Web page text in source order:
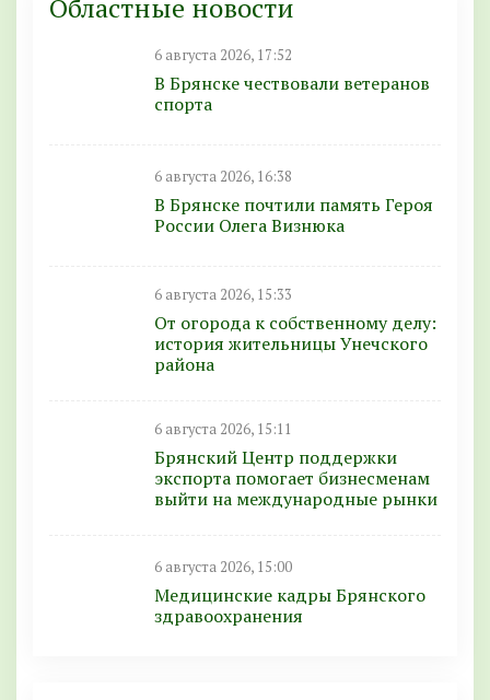
Областные новости
6 августа 2026, 17:52
В Брянске чествовали ветеранов
спорта
6 августа 2026, 16:38
В Брянске почтили память Героя
России Олега Визнюка
6 августа 2026, 15:33
От огорода к собственному делу:
история жительницы Унечского
района
6 августа 2026, 15:11
Брянский Центр поддержки
экспорта помогает бизнесменам
выйти на международные рынки
6 августа 2026, 15:00
Медицинские кадры Брянского
здравоохранения